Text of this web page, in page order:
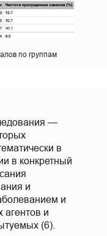
по группам
—
в
в конкретный
и
и
агентов и
(6).